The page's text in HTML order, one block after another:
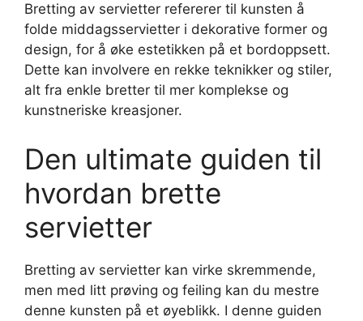
Bretting av servietter refererer til kunsten å
folde middagsservietter i dekorative former og
design, for å øke estetikken på et bordoppsett.
Dette kan involvere en rekke teknikker og stiler,
alt fra enkle bretter til mer komplekse og
kunstneriske kreasjoner.
Den ultimate guiden til
hvordan brette
servietter
Bretting av servietter kan virke skremmende,
men med litt prøving og feiling kan du mestre
denne kunsten på et øyeblikk. I denne guiden